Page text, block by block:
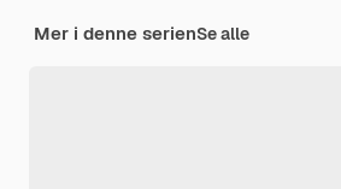
Mer i denne serienSe alle